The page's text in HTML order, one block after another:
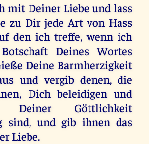
mit Deiner Liebe und lass
zu Dir jede Art von Hass
den ich treffe, wenn ich
Deines Wortes
Deine Barmherzigkeit
und vergib denen, die
Dich beleidigen und
Deiner Göttlichkeit
sind, und gib ihnen das
Liebe.